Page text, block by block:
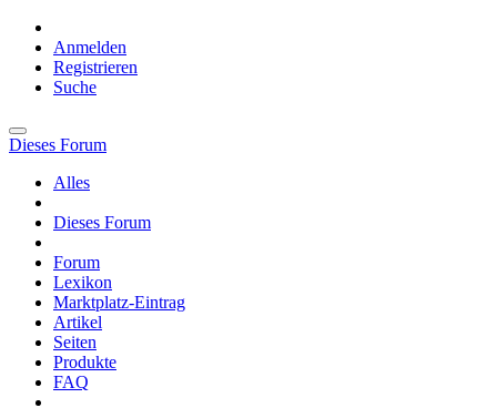
Anmelden
Registrieren
Suche
Dieses Forum
Alles
Dieses Forum
Forum
Lexikon
Marktplatz-Eintrag
Artikel
Seiten
Produkte
FAQ